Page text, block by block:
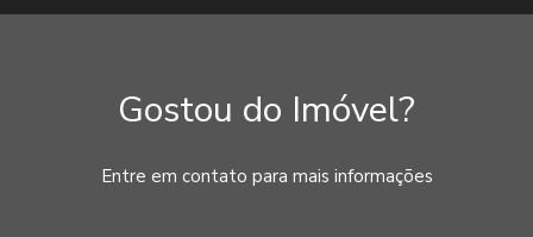
Gostou do Imóvel?
Entre em contato para mais informações